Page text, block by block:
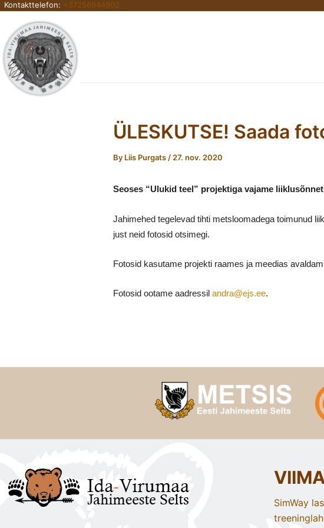
Skip
content
Kontakttelefon: +37256944902
ÜLESKUTSE! Saada
By Liis Purgats / 27. nov. 2020
Seoses “Ulukid teel” projektiga vajame
Jahimehed tegelevad tihti metsloomadega toimunud
just neid fotosid otsimegi.
Fotosid kasutame projekti raames ja meedias
Fotosid ootame aadressil andra@ejs.ee.
SimWay